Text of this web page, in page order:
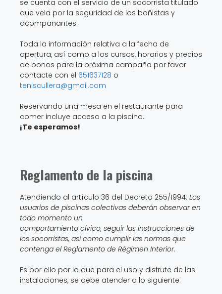
Toda la información relativa a la fecha de
apertura, así como a los cursos, horarios y precios
contacte con el651637128o
teniscullera@gmail.com
Reservando una mesa en el restaurante para
comer incluye acceso a la piscina.
usuarios de piscinas colectivas deberán observar en
todo momento un
comportamiento cívico, seguir las instrucciones de
los socorristas, así como cumplir las normas que
contenga el Reglamento de Régimen Interior
Es por ello por lo que para el uso y disfrute de las
instalaciones, se debe atender a lo siguiente:
Será obligatorio el uso de las duchas antes
de cada baño